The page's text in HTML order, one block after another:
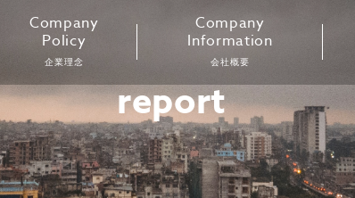
Company
Policy
企業理念
Company
Information
会社概要
report